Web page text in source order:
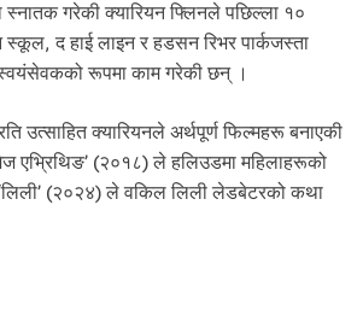
गरेकी क्यारियन फ्लिनले पछिल्ला १०
स्कूल, द हाई लाइन र हडसन रिभर पार्कजस्ता
रूपमा काम गरेकी छन् ।
उत्साहित क्यारियनले अर्थपूर्ण फिल्महरू बनाएकी
एभ्रिथिङ’ (२०१८) ले हलिउडमा महिलाहरूको
(२०२४) ले वकिल लिली लेडबेटरको कथा